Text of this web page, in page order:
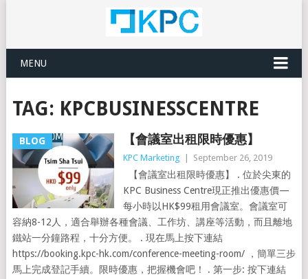
MENU
TAG: KPCBUSINESSCENTRE
BLOG 【會議室出租限時優惠】
KPC Marketing September 26, 2019
【會議室出租限時優惠】 . 位於尖東的
KPC Business Centre現正推出優惠價—
每小時以HK$99租用會議室。會議室可
容納8-12人，適合舉辦各種會議、工作坊、講座等活動，而且離地
鐵站一分鐘路程，十分方便。 . 現在馬上按下連結
https://booking.kpc-hk.com/conference-meeting-room/​ ，簡單三步
馬上完成登記手續。限時優惠，把握機會吧！ . 第一步: 按下連結